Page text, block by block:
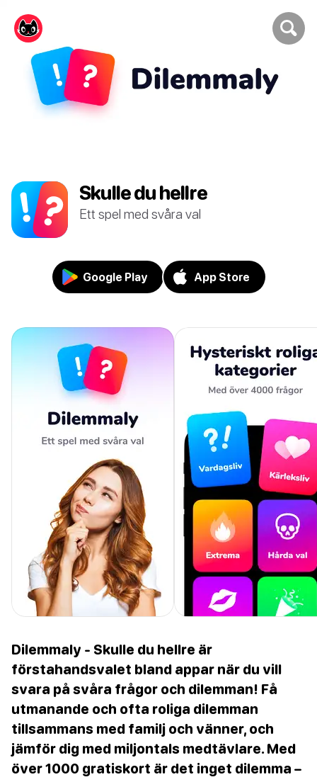
Skulle du hellre
Ett spel med svåra val
Google Play App Store
Dilemmaly - Skulle du hellre är
förstahandsvalet bland appar när du vill
svara på svåra frågor och dilemman! Få
utmanande och ofta roliga dilemman
tillsammans med familj och vänner, och
jämför dig med miljontals medtävlare. Med
över 1000 gratiskort är det inget dilemma –